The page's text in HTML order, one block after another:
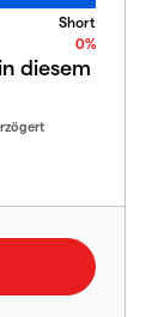
Short
0%
in diesem